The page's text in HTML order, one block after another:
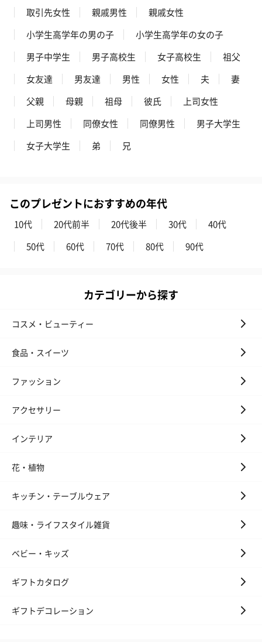
取引先女性 親戚男性
親戚女性
小学生高学年の男の子
小学生高学年の女の子
男子中学生
男子高校生 女子高校生
祖父
女友達
男友達 男性 女性 夫
妻
父親
母親 祖母 彼氏
上司女性
上司男性
同僚女性 同僚男性
男子大学生
女子大学生
弟 兄
このプレゼントにおすすめの年代
10代 20代前半 20代後半 30代
40代
50代
60代 70代 80代 90代
カテゴリーから探す
コスメ・ビューティー
食品・スイーツ
ファッション
アクセサリー
インテリア
花・植物
キッチン・テーブルウェア
趣味・ライフスタイル雑貨
ベビー・キッズ
ギフトカタログ
ギフトデコレーション